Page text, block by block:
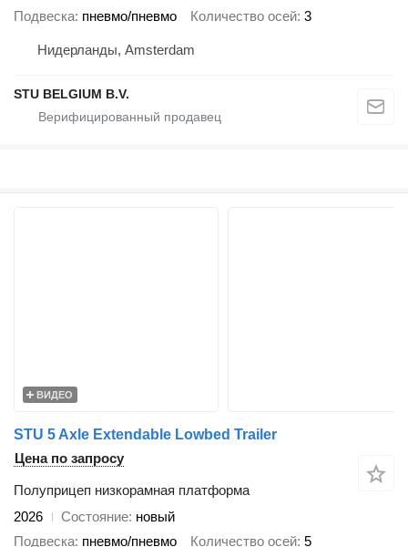
Подвеска пневмо/пневмо Количество осей 3
Нидерланды, Amsterdam
STU BELGIUM B.V.
ВИДЕО
STU 5 Axle Extendable Lowbed Trailer
Цена по запросу
Полуприцеп низкорамная платформа
2026
Состояние новый
Подвеска пневмо/пневмо Количество осей 5